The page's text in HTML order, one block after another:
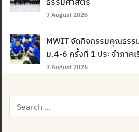
7 August 2026
MWIT จัดกิจกรรมคุณธรร
ม.4-6 ครั้งที่ 1 ประจำภาค
7 August 2026
Search
for: